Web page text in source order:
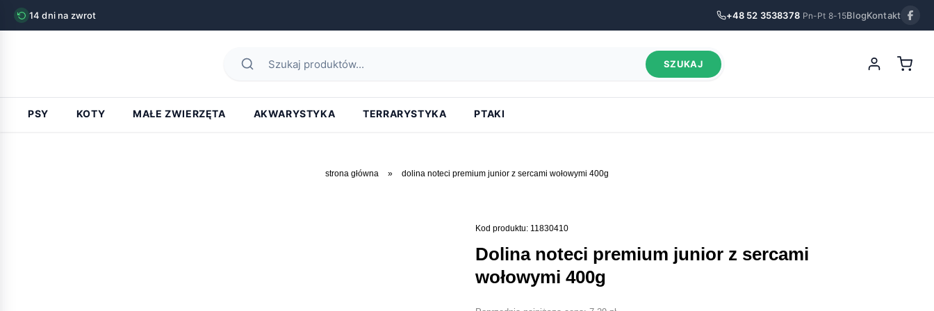
14 dni na zwrot +48 52 3538378 Pn-Pt 8-15BlogKontakt
SZUKAJ
PSY KOTY MAŁE ZWIERZĘTA AKWARYSTYKA TERRARYSTYKA PTAKI
strona główna » dolina noteci premium junior z sercami wołowymi 400g
Kod produktu: 11830410
dolina noteci premium junior z sercami
wołowymi 400g